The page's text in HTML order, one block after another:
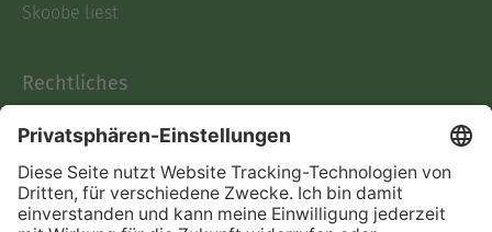
Skoobe liest
Rechtliches
AGB
Informationen nach Data
Act